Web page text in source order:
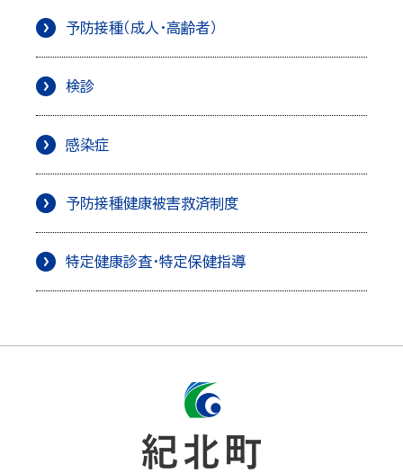
予防接種（成人・高齢者）
検診
感染症
予防接種健康被害救済制度
特定健康診査・特定保健指導